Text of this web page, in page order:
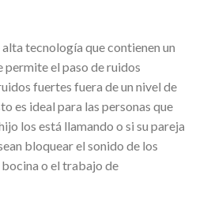
tecnología que contienen un
permite el paso de ruidos
fuertes fuera de un nivel de
es ideal para las personas que
los está llamando o si su pareja
bloquear el sonido de los
bocina o el trabajo de